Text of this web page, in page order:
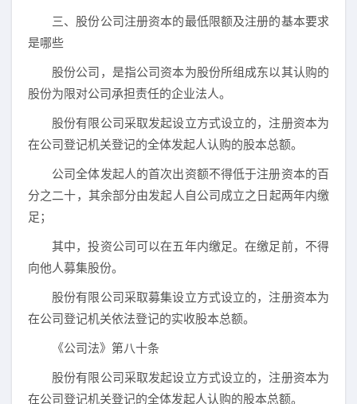
三、股份公司注册资本的最低限额及注册的基本要求
是哪些
股份公司，是指公司资本为股份所组成东以其认购的
股份为限对公司承担责任的企业法人。
股份有限公司采取发起设立方式设立的，注册资本为
在公司登记机关登记的全体发起人认购的股本总额。
公司全体发起人的首次出资额不得低于注册资本的百
分之二十，其余部分由发起人自公司成立之日起两年内缴
足；
其中，投资公司可以在五年内缴足。在缴足前，不得
向他人募集股份。
股份有限公司采取募集设立方式设立的，注册资本为
在公司登记机关依法登记的实收股本总额。
《公司法》第八十条
股份有限公司采取发起设立方式设立的，注册资本为
在公司登记机关登记的全体发起人认购的股本总额。